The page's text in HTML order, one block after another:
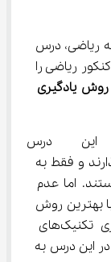
ریاضی، درس
ریاضی را
یادگیری
که
ریاضیات گسسته را کنار می‌گذارند و فقط به
اما عدم
بهترین روش
یادگیری ریاضیات گسسته است. به‌کارگیری تکنیک‌های
کند تا در این درس به